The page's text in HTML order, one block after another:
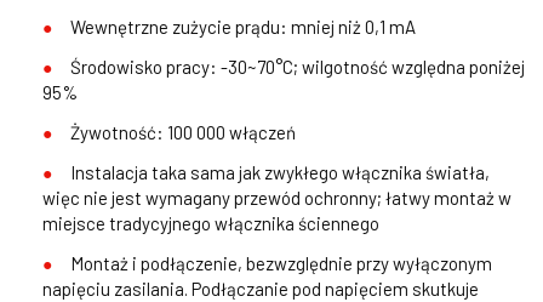
Wewnętrzne zużycie prądu: mniej niż 0,1 mA
Środowisko pracy: -30~70°C; wilgotność względna poniżej
95%
Żywotność: 100 000 włączeń
Instalacja taka sama jak zwykłego włącznika światła,
więc nie jest wymagany przewód ochronny; łatwy montaż w
miejsce tradycyjnego włącznika ściennego
Montaż i podłączenie, bezwzględnie przy wyłączonym
napięciu zasilania. Podłączanie pod napięciem skutkuje